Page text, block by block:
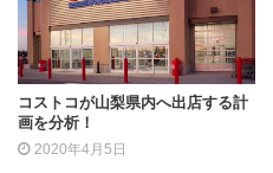
コストコが山梨県内へ出店する計
画を分析！
2020年4月5日